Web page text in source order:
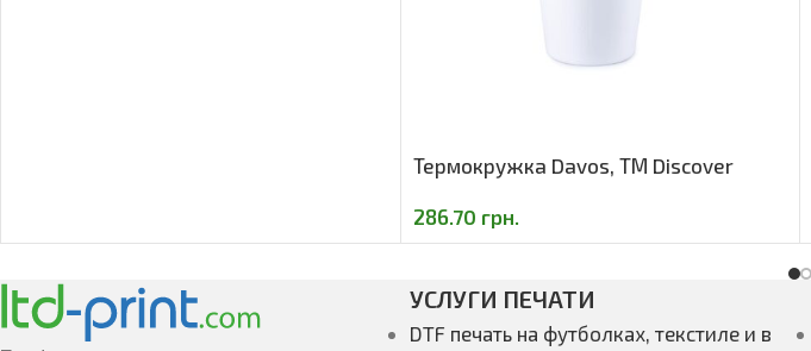
Термокружка Davos, ТМ Discover
286.70 грн.
УСЛУГИ ПЕЧАТИ
DTF печать на футболках, текстиле и в